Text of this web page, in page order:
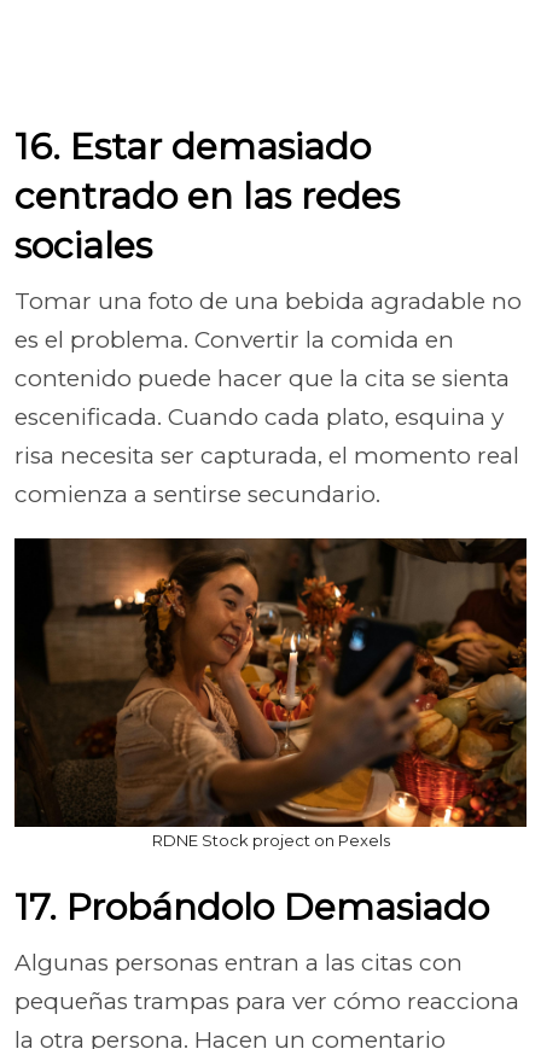
16. Estar demasiado
centrado en las redes
sociales
Tomar una foto de una bebida agradable no
es el problema. Convertir la comida en
contenido puede hacer que la cita se sienta
escenificada. Cuando cada plato, esquina y
risa necesita ser capturada, el momento real
comienza a sentirse secundario.
RDNE Stock project on Pexels
17. Probándolo Demasiado
Algunas personas entran a las citas con
pequeñas trampas para ver cómo reacciona
la otra persona. Hacen un comentario